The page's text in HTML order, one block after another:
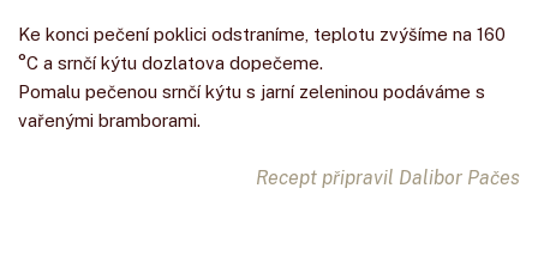
Ke konci pečení poklici odstraníme, teplotu zvýšíme na 160
°C a srnčí kýtu dozlatova dopečeme.
Pomalu pečenou srnčí kýtu s jarní zeleninou podáváme s
vařenými bramborami.
Recept připravil Dalibor Pačes